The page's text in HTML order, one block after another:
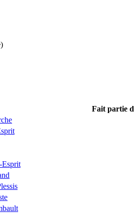
Fait partie
Esprit